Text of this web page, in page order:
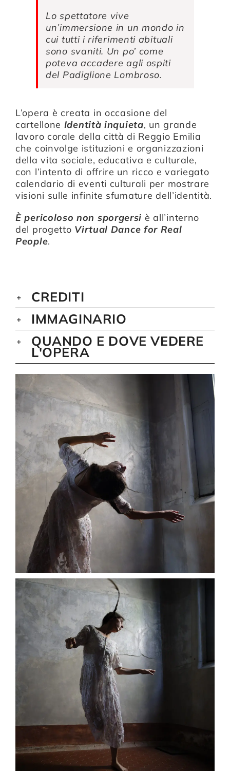
Lo spettatore vive
un’immersione in un mondo in
cui tutti i riferimenti abituali
sono svaniti. Un po’ come
poteva accadere agli ospiti
del Padiglione Lombroso.
L’opera è creata in occasione del
cartellone Identità inquieta, un grande
lavoro corale della città di Reggio Emilia
che coinvolge istituzioni e organizzazioni
della vita sociale, educativa e culturale,
con l’intento di offrire un ricco e variegato
calendario di eventi culturali per mostrare
visioni sulle infinite sfumature dell’identità.
È pericoloso non sporgersi è all’interno
del progetto Virtual Dance for Real
People.
CREDITI
IMMAGINARIO
QUANDO E DOVE VEDERE
L'OPERA